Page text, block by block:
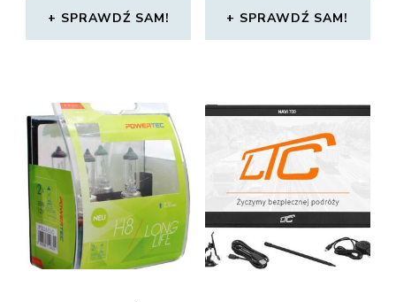
SPRAWDŹ SAM! SPRAWDŹ SAM!